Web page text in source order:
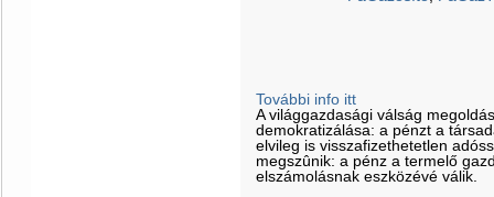
További info itt
A világgazdasági válság
demokratizálása: a pénzt a
elvileg is visszafizethetetlen
megszûnik: a pénz a termelő
elszámolásnak eszközévé válik.